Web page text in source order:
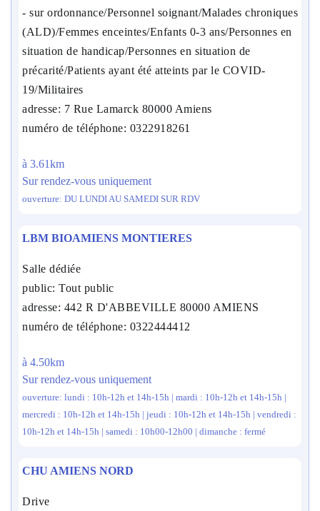
- sur ordonnance/Personnel soignant/Malades chroniques
(ALD)/Femmes enceintes/Enfants 0-3 ans/Personnes en
situation de handicap/Personnes en situation de
précarité/Patients ayant été atteints par le COVID-
19/Militaires
adresse: 7 Rue Lamarck 80000 Amiens
numéro de téléphone: 0322918261
à 3.61km
Sur rendez-vous uniquement
ouverture: DU LUNDI AU SAMEDI SUR RDV
LBM BIOAMIENS MONTIERES
Salle dédiée
public: Tout public
adresse: 442 R D'ABBEVILLE 80000 AMIENS
numéro de téléphone: 0322444412
à 4.50km
Sur rendez-vous uniquement
ouverture: lundi : 10h-12h et 14h-15h | mardi : 10h-12h et 14h-15h |
mercredi : 10h-12h et 14h-15h | jeudi : 10h-12h et 14h-15h | vendredi :
10h-12h et 14h-15h | samedi : 10h00-12h00 | dimanche : fermé
CHU AMIENS NORD
Drive